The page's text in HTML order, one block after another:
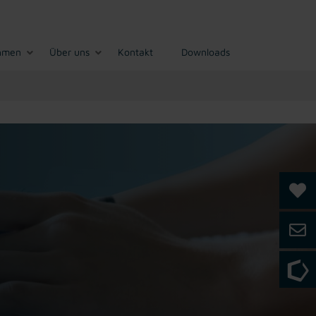
Über uns Kontakt Downloads